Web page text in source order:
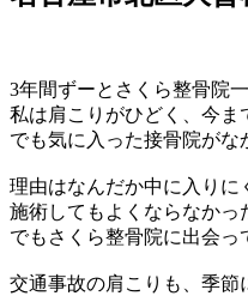
3年間ずーとさくら整骨院
私は肩こりがひどく、今ま
でも気に入った接骨院がな
理由はなんだか中に入りに
施術してもよくならなかっ
でもさくら整骨院に出会っ
交通事故の肩こりも、季節